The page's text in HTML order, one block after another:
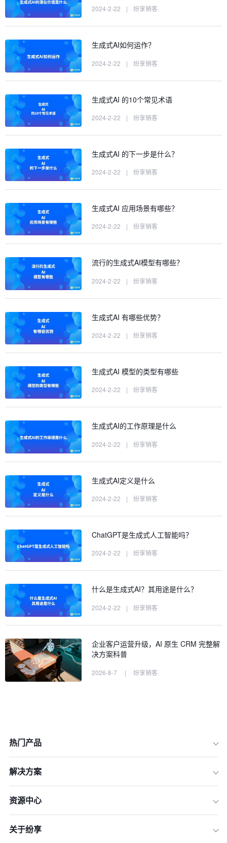
2024-2-22 | 纷享销客
生成式AI如何运作？
2024-2-22 | 纷享销客
生成式AI 的10个常见术语
2024-2-22 | 纷享销客
生成式AI 的下一步是什么？
2024-2-22 | 纷享销客
生成式AI 应用场景有哪些？
2024-2-22 | 纷享销客
流行的生成式AI模型有哪些？
2024-2-22 | 纷享销客
生成式AI 有哪些优势？
2024-2-22 | 纷享销客
生成式AI 模型的类型有哪些
2024-2-22 | 纷享销客
生成式AI的工作原理是什么
2024-2-22 | 纷享销客
生成式AI定义是什么
2024-2-22 | 纷享销客
ChatGPT是生成式人工智能吗？
2024-2-22 | 纷享销客
什么是生成式AI？其用途是什么？
2024-2-22 | 纷享销客
企业客户运营升级，AI 原生 CRM 完整解
决方案科普
2026-8-7 | 纷享销客
热门产品
解决方案
资源中心
关于纷享